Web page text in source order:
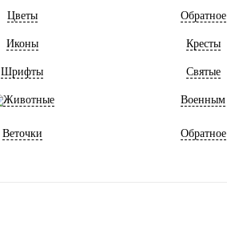
Цветы Обратное
Иконы Кресты
Шрифты Святые
Животные Военным
Веточки Обратное